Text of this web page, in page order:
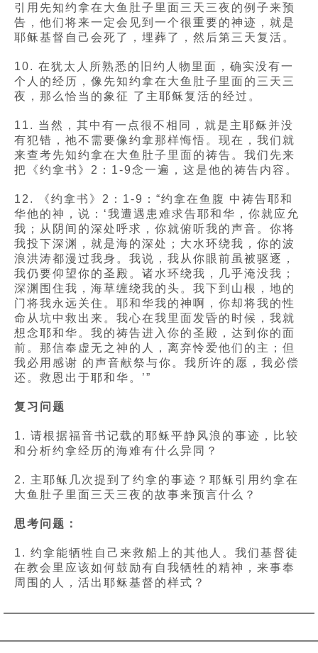
引用先知约拿在大鱼肚子里面三天三夜的例子来预
告，他们将来一定会见到一个很重要的神迹，就是
耶稣基督自己会死了，埋葬了，然后第三天复活。
10. 在犹太人所熟悉的旧约人物里面，确实没有一
个人的经历，像先知约拿在大鱼肚子里面的三天三
夜，那么恰当的象征 了主耶稣复活的经过。
11. 当然，其中有一点很不相同，就是主耶稣并没
有犯错，祂不需要像约拿那样悔悟。现在，我们就
来查考先知约拿在大鱼肚子里面的祷告。我们先来
把《约拿书》2：1-9念一遍，这是他的祷告内容。
12. 《约拿书》2：1-9：“约拿在鱼腹 中祷告耶和
华他的神，说：‘我遭遇患难求告耶和华，你就应允
我；从阴间的深处呼求，你就俯听我的声音。你将
我投下深渊，就是海的深处；大水环绕我，你的波
浪洪涛都漫过我身。我说，我从你眼前虽被驱逐，
我仍要仰望你的圣殿。诸水环绕我，几乎淹没我；
深渊围住我，海草缠绕我的头。我下到山根，地的
门将我永远关住。耶和华我的神啊，你却将我的性
命从坑中救出来。我心在我里面发昏的时候，我就
想念耶和华。我的祷告进入你的圣殿，达到你的面
前。那信奉虚无之神的人，离弃怜爱他们的主；但
我必用感谢 的声音献祭与你。我所许的愿，我必偿
还。救恩出于耶和华。’”
复习问题
1. 请根据福音书记载的耶稣平静风浪的事迹，比较
和分析约拿经历的海难有什么异同？
2. 主耶稣几次提到了约拿的事迹？耶稣引用约拿在
大鱼肚子里面三天三夜的故事来预言什么？
思考问题：
1. 约拿能牺牲自己来救船上的其他人。我们基督徒
在教会里应该如何鼓励有自我牺牲的精神，来事奉
周围的人，活出耶稣基督的样式？